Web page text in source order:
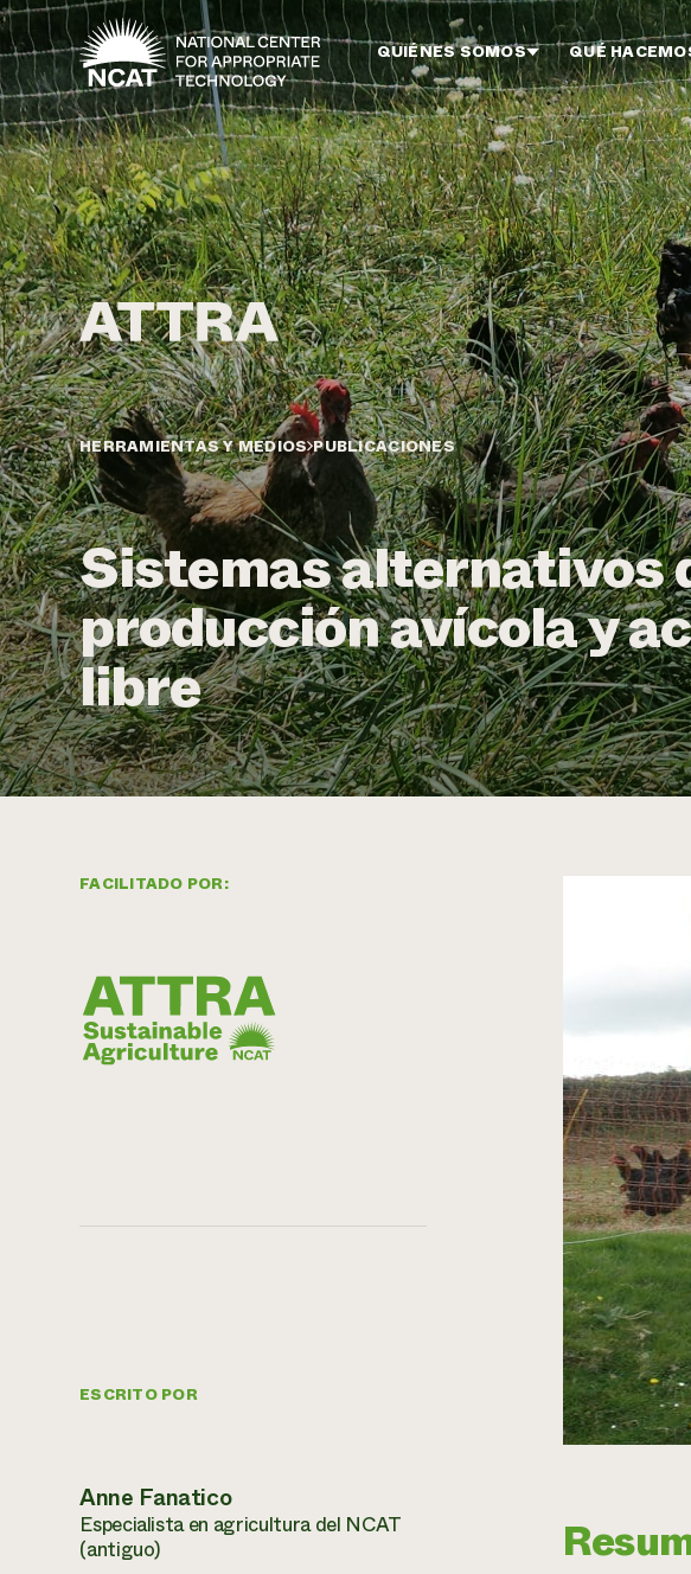
Ir al contenido principal
QUIÉNES SOMOS QUÉ
HERRAMIENTAS Y MEDIOS PUBLICACIONES
Sistemas alternativos
producción avícola y
libre
FACILITADO POR:
ESCRITO POR
Anne Fanatico
Especialista en agricultura del NCAT
(antiguo)